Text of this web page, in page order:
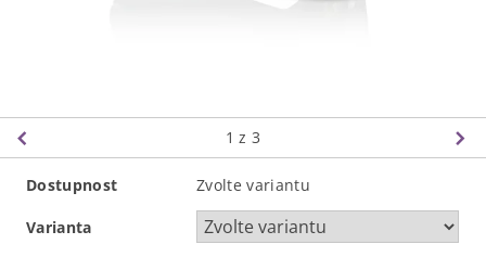
1 z 3
Dostupnost Zvolte variantu
Varianta